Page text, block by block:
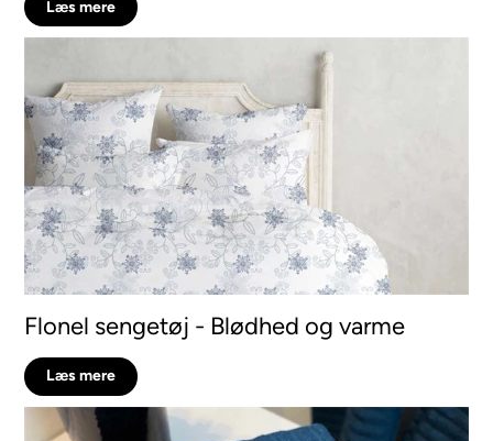
Læs mere
Flonel sengetøj - Blødhed og varme
Læs mere